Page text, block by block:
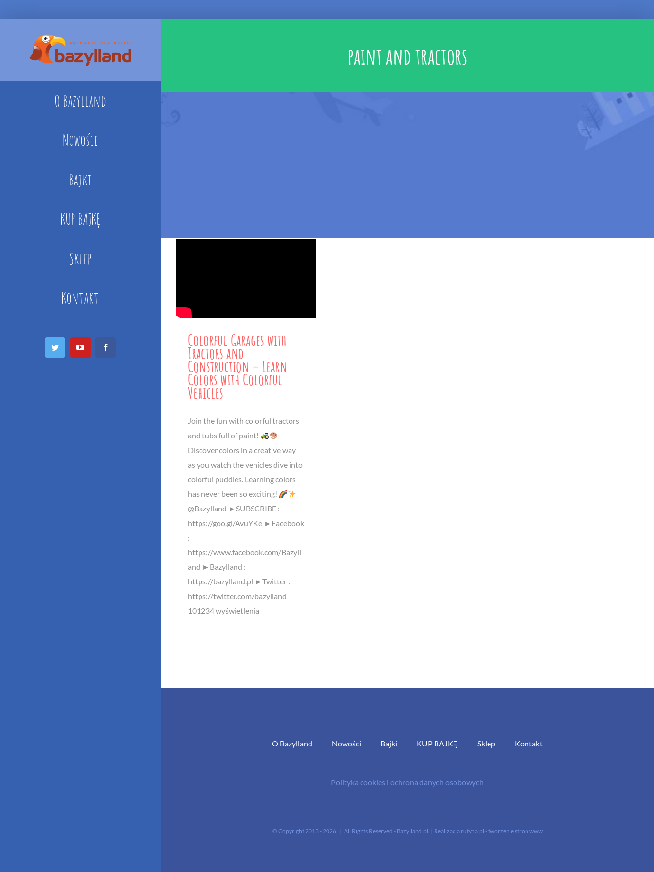
O Bazylland
Nowości
Bajki
KUP BAJKĘ
Sklep
Kontakt
Twitter YouTube
paint and tractors
Colorful Garages with
Tractors and
Construction – Learn
Colors with Colorful
Vehicles
Join the fun with colorful tractors
and tubs full of paint!
Discover colors in a creative way
as you watch the vehicles dive into
colorful puddles. Learning colors
has never been so exciting!
@Bazylland ►SUBSCRIBE :
https://goo.gl/AvuYKe ►Facebook
:
https://www.facebook.com/Bazyll
and ►Bazylland :
https://bazylland.pl ►Twitter :
https://twitter.com/bazylland
101234 wyświetlenia
O Bazylland Nowości Bajki KUP BAJKĘ Sklep Kontakt
Polityka cookies i ochrona danych osobowych
© Copyright 2013 - 2026 | All Rights Reserved - Bazylland.pl | Realizacja rutyna.pl - tworzenie stron www